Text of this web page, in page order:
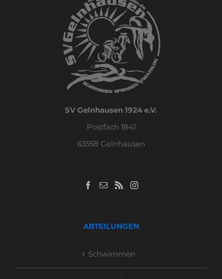
SV Gelnhausen 1924 e.V.
Postfach 1841
63558 Gelnhausen
ABTEILUNGEN
Schwimmen